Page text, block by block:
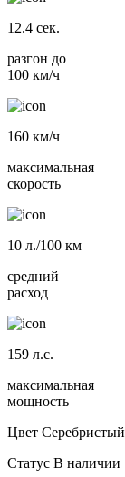
12.4 сек.
разгон до
100 км/ч
160 км/ч
максимальная
скорость
10 л./100 км
средний
расход
159 л.с.
максимальная
мощность
Цвет Серебристый
Статус В наличии